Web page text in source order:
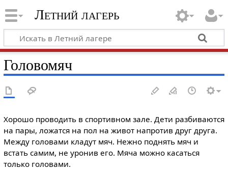
Летний лагерь
Головомяч
Хорошо проводить в спортивном зале. Дети разбиваются
на пары, ложатся на пол на живот напротив друг друга.
Между головами кладут мяч. Нежно поднять мяч и
встать самим, не уронив его. Мяча можно касаться
только головами.